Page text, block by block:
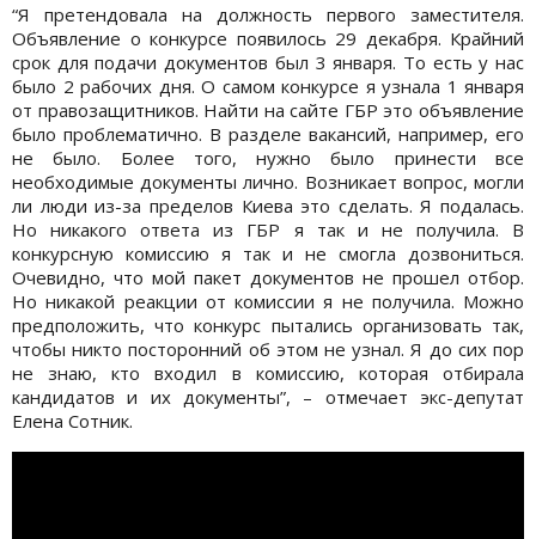
“Я претендовала на должность первого заместителя.
Объявление о конкурсе появилось 29 декабря. Крайний
срок для подачи документов был 3 января. То есть у нас
было 2 рабочих дня. О самом конкурсе я узнала 1 января
от правозащитников. Найти на сайте ГБР это объявление
было проблематично. В разделе вакансий, например, его
не было. Более того, нужно было принести все
необходимые документы лично. Возникает вопрос, могли
ли люди из-за пределов Киева это сделать. Я подалась.
Но никакого ответа из ГБР я так и не получила. В
конкурсную комиссию я так и не смогла дозвониться.
Очевидно, что мой пакет документов не прошел отбор.
Но никакой реакции от комиссии я не получила. Можно
предположить, что конкурс пытались организовать так,
чтобы никто посторонний об этом не узнал. Я до сих пор
не знаю, кто входил в комиссию, которая отбирала
кандидатов и их документы”, – отмечает экс-депутат
Елена Сотник.